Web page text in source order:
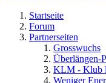
Startseite
Forum
Partnerseiten
Grosswuchs
Überlängen-
KLM - Klub
Weniger